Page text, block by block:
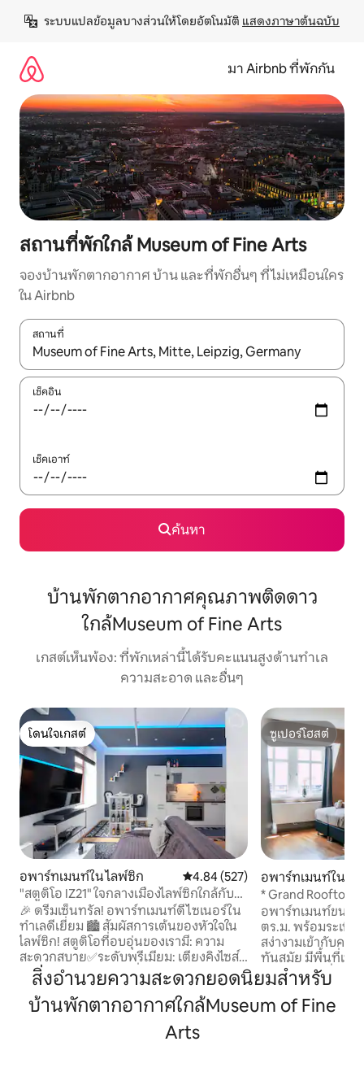
เนื้อหา
ระบบแปลข้อมูลบางส่วนให้โดยอัตโนมัติ แสดงภาษาต้นฉบับ
มา Airbnb ที่พักกัน
สถานที่พักใกล้ Museum of Fine Arts
จองบ้านพักตากอากาศ บ้าน และที่พักอื่นๆ ที่ไม่เหมือนใคร
ใน Airbnb
สถานที่
ใช้ลูกศรขึ้นลง หรือใช้การสัมผัสหรือปัด เพื่อสำรวจผลการค้นหา
เช็คอิน
เช็คเอาท์
ค้นหา
บ้านพักตากอากาศคุณภาพติดดาว
ใกล้Museum of Fine Arts
เกสต์เห็นพ้อง: ที่พักเหล่านี้ได้รับคะแนนสูงด้านทำเล
ความสะอาด และอื่นๆ
โดนใจเกสต์
โดนใจเกสต์
อพาร์ทเมนท์ใน ไลพ์ซิก คะแนนเฉลี่ย 4.84 จาก 5, 527 รีวิว
4.84 (527)
"สตูดิโอ IZ21" ใจกลางเมืองไลพ์ซิกใกล้กับ
อารีน่า
🎉 ดรีมเซ็นทรัล! อพาร์ทเมนท์ดีไซเนอร์ใน
ทำเลดีเยี่ยม 🏙️ สัมผัสการเต้นของหัวใจใน
ไลพ์ซิก! สตูดิโอที่อบอุ่นของเรามี: ความ
สะดวกสบาย✅ระดับพรีเมียม: เตียงคิงไซส์
1.8 เมตรและห้องครัวที่มีอุปกรณ์ครบครัน
(เครื่องล้างจานไมโครเวฟเตา) ทำเล
ที่✅สมบูรณ์แบบ: 5 นาทีถึงโบสถ์เซนต์โทมัส
รถ✅ฟรี * รอบอาคาร (โดยปกติจะพบได้
ซูเปอร์โฮสต์
ซูเปอร์โฮสต์
อพาร์ทเมนท์ใน ไล
* Grand Rooftop
พร้อมลานดาดฟ้า
อพาร์ทเมนท์ขนา
ตร.ม. พร้อมระเบี
สง่างามเข้ากับคว
ทันสมัย มีพื้นที่เพียงพอสำหรับผู้เข้าพัก
สูงสุด 8 คนเพื่อเพ
ทำเลใจกลางเมือ
บรรยากาศที่มีสไต
สิ่งอำนวยความสะดวกยอดนิยมสำหรับ
บ้านพักตากอากาศใกล้Museum of Fine
Arts